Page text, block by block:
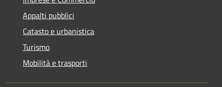
Appalti pubblici
Catasto e urbanistica
Turismo
Mobilità e trasporti